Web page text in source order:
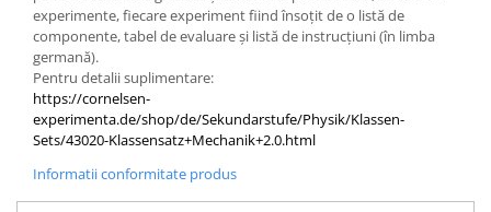
experimente, fiecare experiment fiind însoțit de o listă de
componente, tabel de evaluare și listă de instrucțiuni (în limba
germană).
Pentru detalii suplimentare:
https://cornelsen-
experimenta.de/shop/de/Sekundarstufe/Physik/Klassen-
Sets/43020-Klassensatz+Mechanik+2.0.html
Informatii conformitate produs